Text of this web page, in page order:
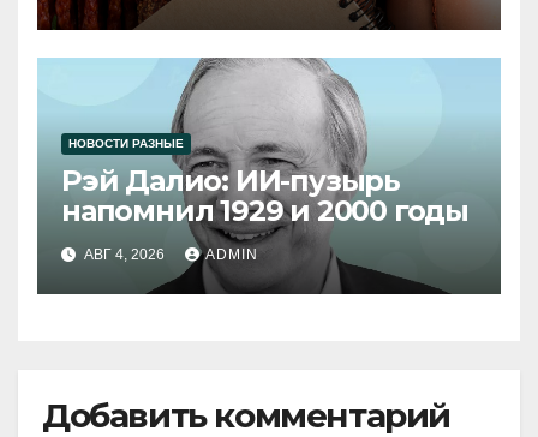
НОВОСТИ РАЗНЫЕ
Рэй Далио: ИИ-пузырь
напомнил 1929 и 2000 годы
АВГ 4, 2026 ADMIN
Добавить комментарий